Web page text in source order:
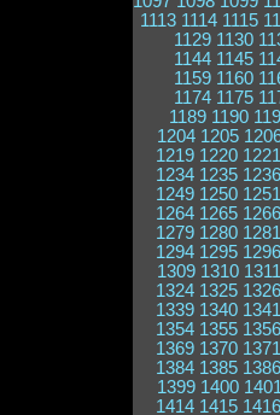
1113 1114 1115
1129 1130
1144 1145
1159 1160
1174 1175
1189 1190
1204 1205
1219 1220 1221
1234 1235 1236
1249 1250 1251
1264 1265 1266
1279 1280 1281
1294 1295 1296
1309 1310 1311
1324 1325 1326
1339 1340 1341
1354 1355 1356
1369 1370 1371
1384 1385 1386
1399 1400 1401
1414 1415 1416